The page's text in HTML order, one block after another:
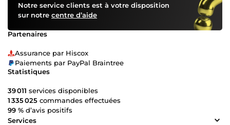
Notre service clients est à votre disposition
sur notre centre d’aide
Partenaires
Assurance par Hiscox
Paiements par PayPal Braintree
Statistiques
39 011 services disponibles
1 335 025 commandes effectuées
99 % d’avis positifs
Services